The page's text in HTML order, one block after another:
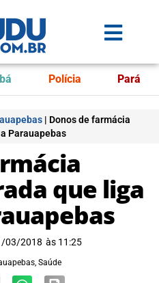
Polícia Pará
| Donos de farmácia
Parauapebas
que liga
03/2018 às 11:25
, Saúde